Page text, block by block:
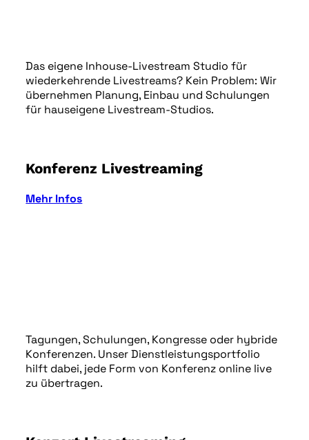
Das eigene Inhouse-Livestream Studio für
wiederkehrende Livestreams? Kein Problem: Wir
übernehmen Planung, Einbau und Schulungen
für hauseigene Livestream-Studios.
Konferenz Livestreaming
Mehr Infos
Tagungen, Schulungen, Kongresse oder hybride
Konferenzen. Unser Dienstleistungsportfolio
hilft dabei, jede Form von Konferenz online live
zu übertragen.